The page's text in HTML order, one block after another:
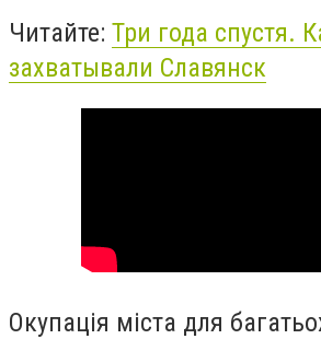
Читайте: Три года спустя.
захватывали Славянск
Окупація міста для